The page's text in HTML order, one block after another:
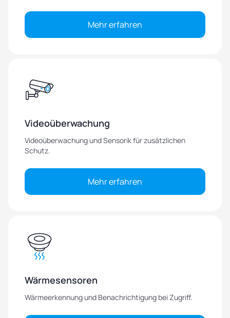
Mehr erfahren
Videoüberwachung
Videoüberwachung und Sensorik für zusätzlichen
Schutz.
Mehr erfahren
Wärmesensoren
Wärmeerkennung und Benachrichtigung bei Zugriff.